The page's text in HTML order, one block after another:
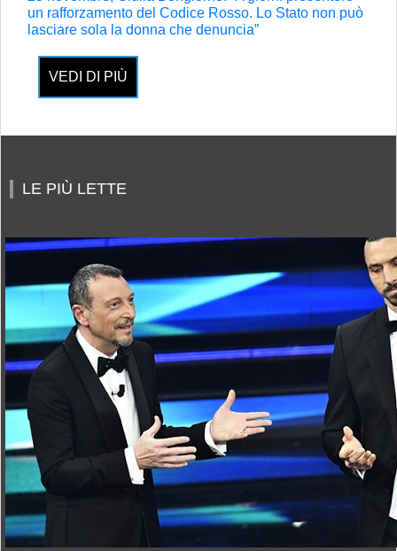
un rafforzamento del Codice Rosso. Lo Stato non può
lasciare sola la donna che denuncia”
VEDI DI PIÙ
LE PIÙ LETTE